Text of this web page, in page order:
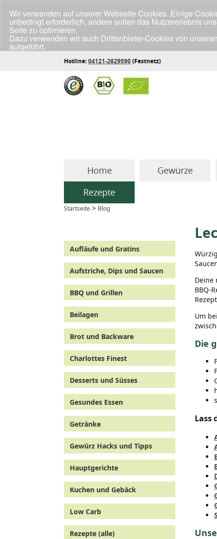
Hotline:04121-2629590(Festnetz)
Home
Gewürze
Rezepte
Startseite > Blog
Aufläufe und Gratins
Aufstriche, Dips und Saucen
BBQ und Grillen
Beilagen
Brot und Backware
Charlottes Finest
Desserts und Süsses
Gesundes Essen
Getränke
Gewürz Hacks und Tipps
Hauptgerichte
Kuchen und Gebäck
Low Carb
Rezepte (alle)
Deine
BBQ-
Um
Die
Lass
Wir verwenden auf unserer Webseite Cookies. Einige
unbedingt erforderlich, andere sollen das Nutzererlebnis
Seite zu optimieren.
Dazu verwenden wir auch Drittanbieter-Cookies von
aufgeführt.
Klicke unten auf "Annehmen", wenn du mit der